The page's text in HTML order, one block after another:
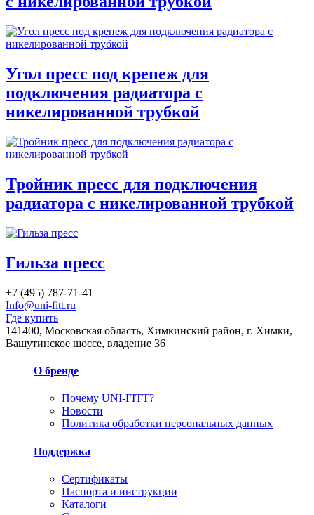
Угол пресс под крепеж для
подключения радиатора с
никелированной трубкой
Тройник пресс для подключения
радиатора с никелированной трубкой
Гильза пресс
+7 (495) 787-71-41
Info@uni-fitt.ru
Где купить
141400, Московская область, Химкинский район, г. Химки,
Вашутинское шоссе, владение 36
О бренде
Почему UNI-FITT?
Новости
Политика обработки персональных данных
Поддержка
Сертификаты
Паспорта и инструкции
Каталоги